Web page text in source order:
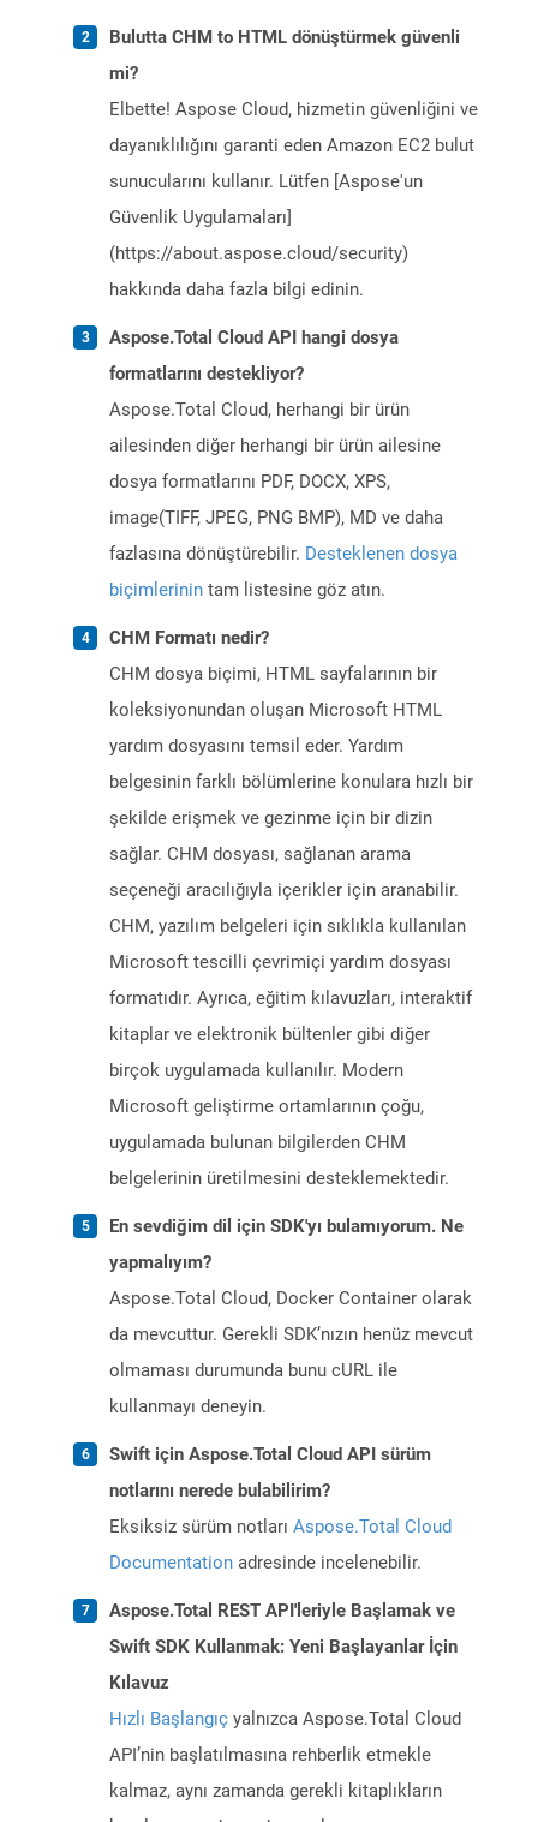
Bulutta CHM to HTML dönüştürmek güvenli
mi?
Elbette! Aspose Cloud, hizmetin güvenliğini ve
dayanıklılığını garanti eden Amazon EC2 bulut
sunucularını kullanır. Lütfen [Aspose'un
Güvenlik Uygulamaları]
(https://about.aspose.cloud/security)
hakkında daha fazla bilgi edinin.
Aspose.Total Cloud API hangi dosya
formatlarını destekliyor?
Aspose.Total Cloud, herhangi bir ürün
ailesinden diğer herhangi bir ürün ailesine
dosya formatlarını PDF, DOCX, XPS,
image(TIFF, JPEG, PNG BMP), MD ve daha
fazlasına dönüştürebilir. Desteklenen dosya
biçimlerinin tam listesine göz atın.
CHM Formatı nedir?
CHM dosya biçimi, HTML sayfalarının bir
koleksiyonundan oluşan Microsoft HTML
yardım dosyasını temsil eder. Yardım
belgesinin farklı bölümlerine konulara hızlı bir
şekilde erişmek ve gezinme için bir dizin
sağlar. CHM dosyası, sağlanan arama
seçeneği aracılığıyla içerikler için aranabilir.
CHM, yazılım belgeleri için sıklıkla kullanılan
Microsoft tescilli çevrimiçi yardım dosyası
formatıdır. Ayrıca, eğitim kılavuzları, interaktif
kitaplar ve elektronik bültenler gibi diğer
birçok uygulamada kullanılır. Modern
Microsoft geliştirme ortamlarının çoğu,
uygulamada bulunan bilgilerden CHM
belgelerinin üretilmesini desteklemektedir.
En sevdiğim dil için SDK'yı bulamıyorum. Ne
yapmalıyım?
Aspose.Total Cloud, Docker Container olarak
da mevcuttur. Gerekli SDK’nızın henüz mevcut
olmaması durumunda bunu cURL ile
kullanmayı deneyin.
Swift için Aspose.Total Cloud API sürüm
notlarını nerede bulabilirim?
Eksiksiz sürüm notları Aspose.Total Cloud
Documentation adresinde incelenebilir.
Aspose.Total REST API'leriyle Başlamak ve
Swift SDK Kullanmak: Yeni Başlayanlar İçin
Kılavuz
Hızlı Başlangıç yalnızca Aspose.Total Cloud
API’nin başlatılmasına rehberlik etmekle
kalmaz, aynı zamanda gerekli kitaplıkların